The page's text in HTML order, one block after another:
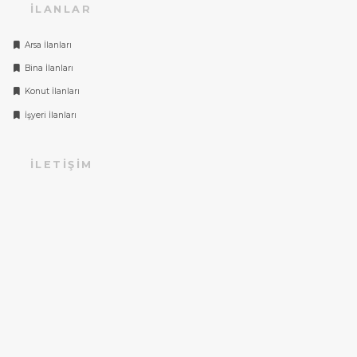
İLANLAR
Arsa İlanları
Bina İlanları
Konut İlanları
İşyeri İlanları
İLETIŞIM